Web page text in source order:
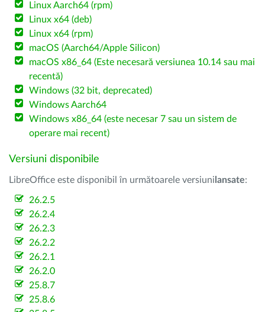
Linux Aarch64 (rpm)
Linux x64 (deb)
Linux x64 (rpm)
macOS (Aarch64/Apple Silicon)
macOS x86_64 (Este necesară versiunea 10.14 sau mai
recentă)
Windows (32 bit, deprecated)
Windows Aarch64
Windows x86_64 (este necesar 7 sau un sistem de
operare mai recent)
Versiuni disponibile
LibreOffice este disponibil în următoarele versiuni lansate:
26.2.5
26.2.4
26.2.3
26.2.2
26.2.1
26.2.0
25.8.7
25.8.6